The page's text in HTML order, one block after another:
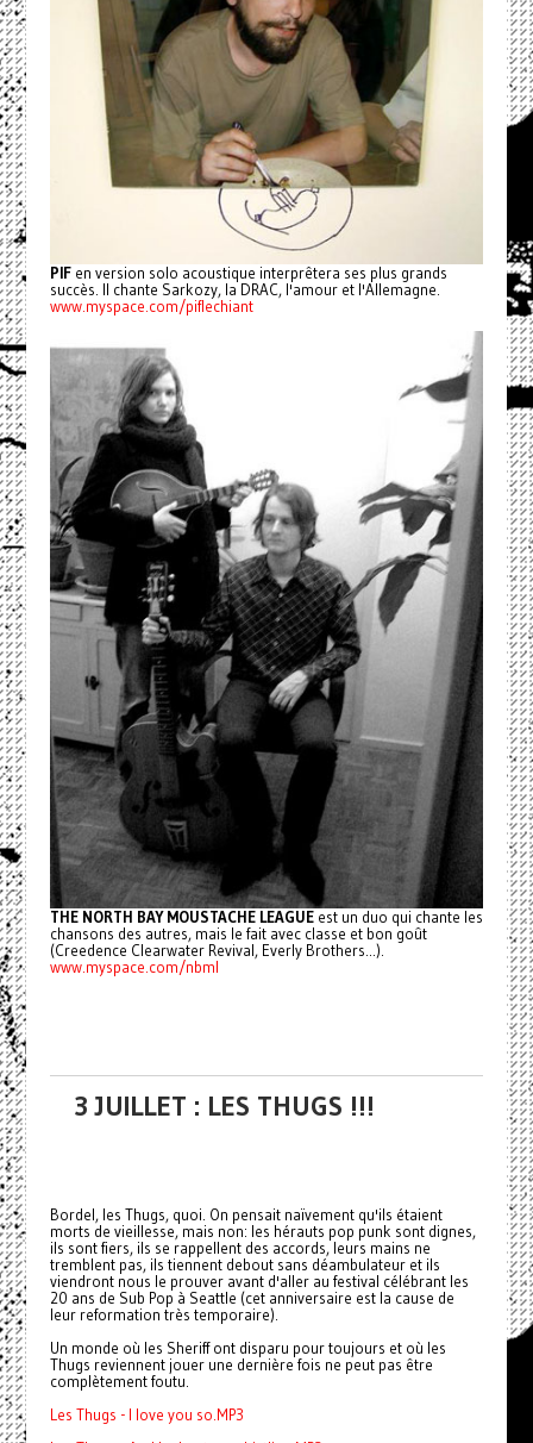
PIFen version solo acoustique interprêtera ses plus grands
succès. Il chante Sarkozy, la DRAC, l'amour et l'Allemagne.
www.myspace.com/piflechiant
THE NORTH BAY MOUSTACHE LEAGUEest un duo qui chante les
chansons des autres, mais le fait avec classe et bon goût
(Creedence Clearwater Revival, Everly Brothers...).
www.myspace.com/nbml
3 JUILLET : LES THUGS !!!
Bordel, les Thugs, quoi. On pensait naïvement qu'ils étaient
morts de vieillesse, mais non: les hérauts pop punk sont dignes,
ils sont fiers, ils se rappellent des accords, leurs mains ne
tremblent pas, ils tiennent debout sans déambulateur et ils
viendront nous le prouver avant d'aller au festival célébrant les
20 ans de Sub Pop à Seattle (cet anniversaire est la cause de
leur reformation très temporaire).
Un monde où les Sheriff ont disparu pour toujours et où les
Thugs reviennent jouer une dernière fois ne peut pas être
complètement foutu.
Les Thugs - I love you so.MP3